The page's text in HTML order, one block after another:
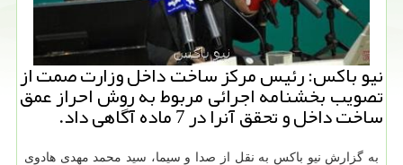
نیو باكس: رئیس مركز ساخت داخل وزارت صمت از
تصویب بخشنامه اجرائی مربوط به روش احراز عمق
ساخت داخل و تحقق آنرا در 7 ماده آگاهی داد.
به گزارش نیو باکس به نقل از صدا و سیما، سید محمد مهدی هادوی